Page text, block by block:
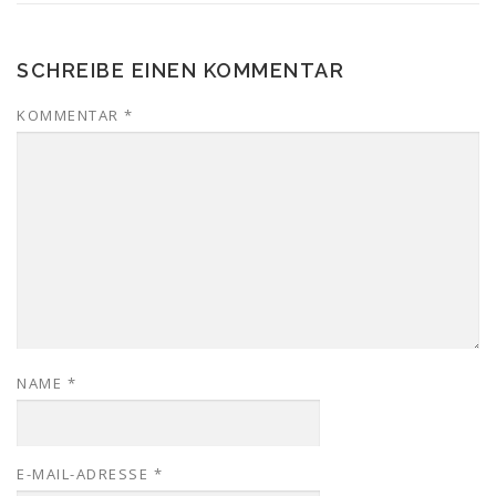
SCHREIBE EINEN KOMMENTAR
KOMMENTAR *
NAME *
E-MAIL-ADRESSE *